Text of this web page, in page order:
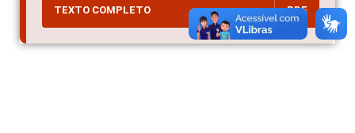
TEXTO COMPLETO PDF